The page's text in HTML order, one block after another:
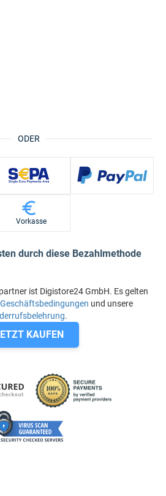
ODER
Vorkasse
durch diese Bezahlmethode
ist Digistore24 GmbH. Es gelten
und unsere
.
KAUFEN